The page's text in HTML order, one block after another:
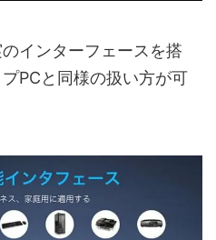
インターフェースを搭
PCと同様の扱い方が可